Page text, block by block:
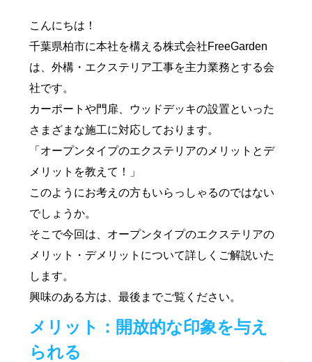
こんにちは！
千葉県柏市に本社を構える株式会社FreeGarden
は、外構・エクステリア工事を主力業務とする会
社です。
カーポートや門扉、ウッドデッキの設置といった
さまざまな施工に対応しております。
「オープンタイプのエクステリアのメリットとデ
メリットを教えて！」
このようにお考えの方もいらっしゃるのではない
でしょうか。
そこで今回は、オープンタイプのエクステリアの
メリット・デメリットについて詳しくご解説いた
します。
興味のある方は、最後までご覧ください。
メリット：開放的な印象を与え
られる